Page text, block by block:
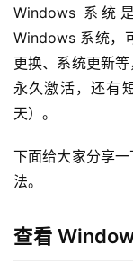
Windows 系统
Windows 系统，
更换、系统更新
永久激活，还有
天）。
下面给大家分享
法。
查看